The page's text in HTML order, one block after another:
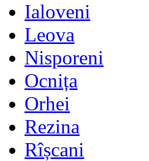
Ialoveni
Leova
Nisporeni
Ocnița
Orhei
Rezina
Rîșcani